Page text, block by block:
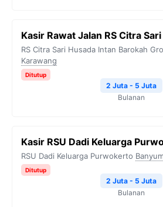
Kasir Rawat Jalan RS Citra
RS Citra Sari Husada Intan Barokah
Karawang
Ditutup
2 Juta - 5 Juta
Bulanan
Kasir RSU Dadi Keluarga
RSU Dadi Keluarga Purwokerto
Ditutup
2 Juta - 5 Juta
Bulanan